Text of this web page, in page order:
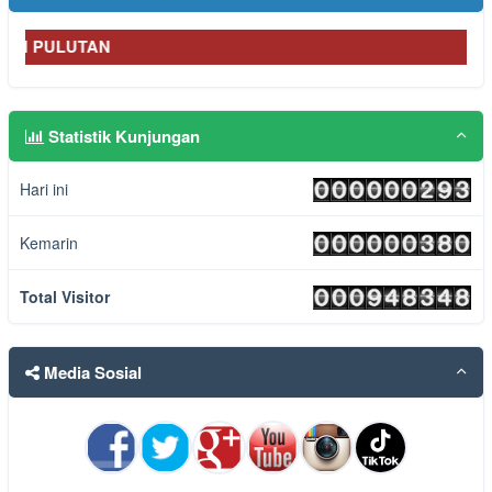
Aninibiow
http://fjdhgksf76w444.com hi everyone...baca selengkapnya
26 September 2017 23:12:59 WIB
Statistik Kunjungan
Hari ini
Kemarin
Total Visitor
Media Sosial